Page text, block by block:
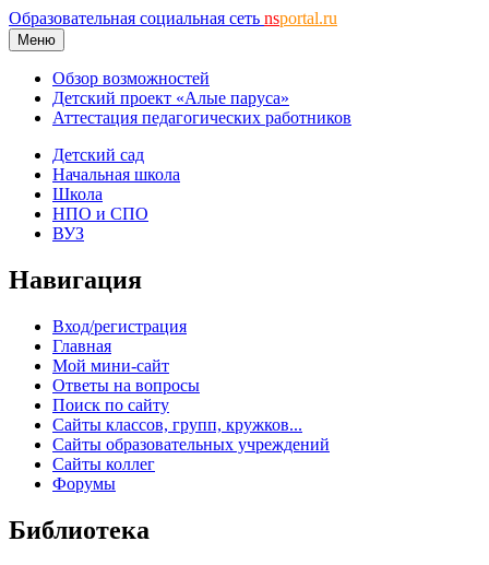
Образовательная социальная сеть nsportal.ru
Меню
Обзор возможностей
Детский проект «Алые паруса»
Аттестация педагогических работников
Детский сад
Начальная школа
Школа
НПО и СПО
ВУЗ
Навигация
Вход/регистрация
Главная
Мой мини-сайт
Ответы на вопросы
Поиск по сайту
Сайты классов, групп, кружков...
Сайты образовательных учреждений
Сайты коллег
Форумы
Библиотека